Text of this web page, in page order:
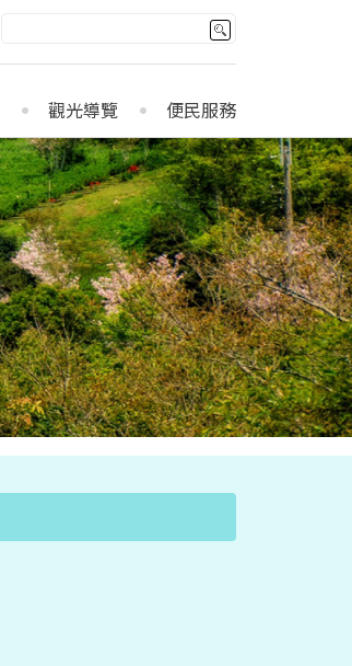
觀光導覽 便民服務